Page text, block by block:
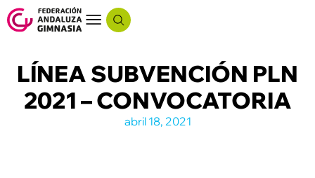
LÍNEA SUBVENCIÓN PLN
2021 – CONVOCATORIA
abril 18, 2021